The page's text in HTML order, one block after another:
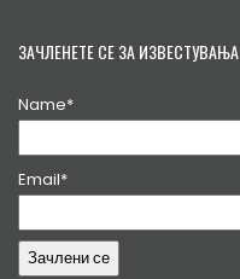
ЗАЧЛЕНЕТЕ СЕ ЗА ИЗВЕСТУВАЊА
Name*
Email*